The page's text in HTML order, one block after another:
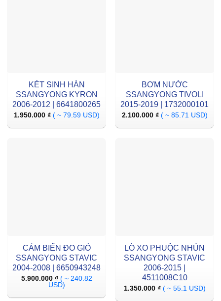
KÉT SINH HÀN
SSANGYONG KYRON
2006-2012 | 6641800265
1.950.000 ₫ ( ~ 79.59 USD)
BƠM NƯỚC
SSANGYONG TIVOLI
2015-2019 | 1732000101
2.100.000 ₫ ( ~ 85.71 USD)
CẢM BIẾN ĐO GIÓ
SSANGYONG STAVIC
2004-2008 | 6650943248
5.900.000 ₫ ( ~ 240.82
USD)
LÒ XO PHUỘC NHÚN
SSANGYONG STAVIC
2006-2015 |
4511008C10
1.350.000 ₫ ( ~ 55.1 USD)